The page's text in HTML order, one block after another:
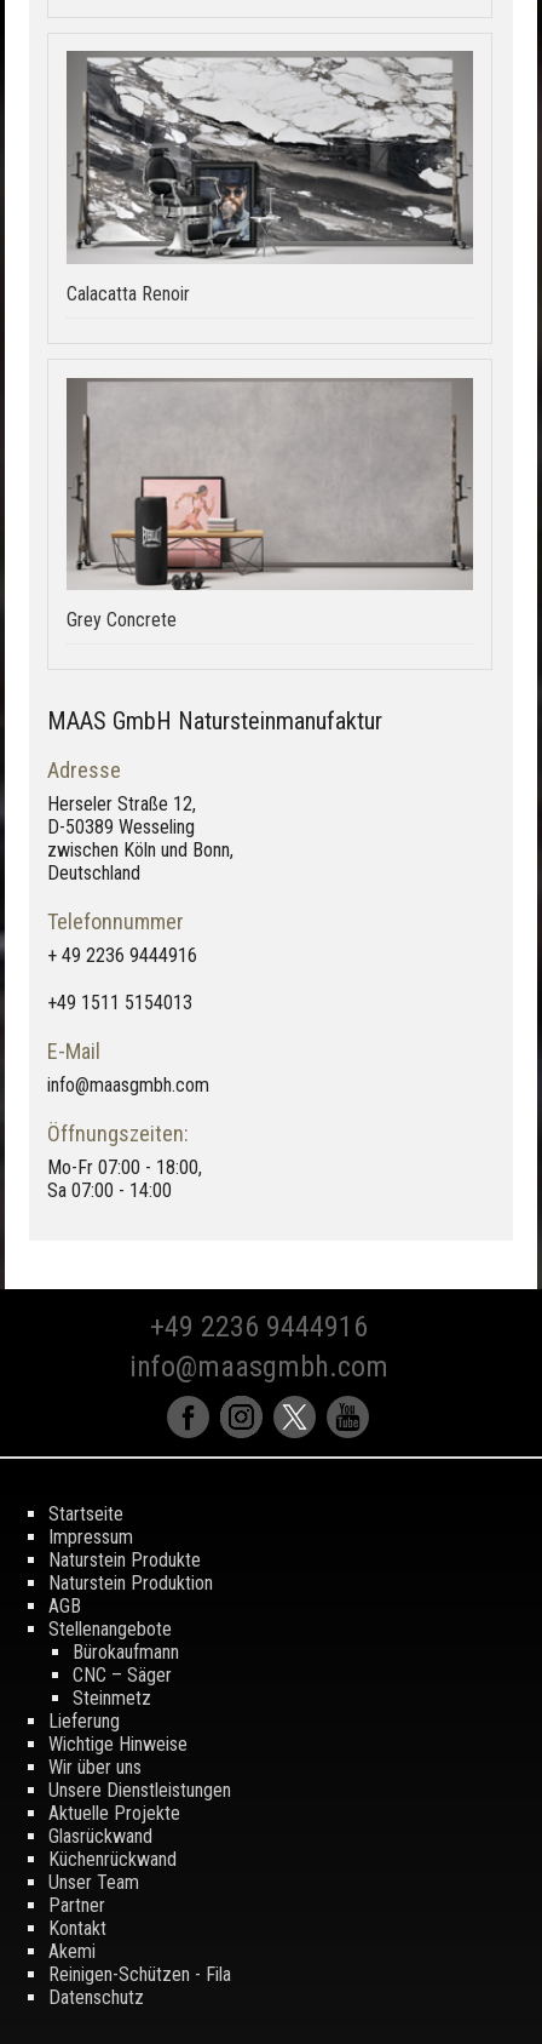
Calacatta Renoir
Grey Concrete
MAAS GmbH Natursteinmanufaktur
Adresse
Herseler Straße 12,
D-50389 Wesseling
zwischen Köln und Bonn,
Deutschland
Telefonnummer
+ 49 2236 9444916
+49 1511 5154013
E-Mail
info@maasgmbh.com
Öffnungszeiten:
Mo-Fr 07:00 - 18:00,
Sa 07:00 - 14:00
+49 2236 9444916
info@maasgmbh.com
Startseite
Impressum
Naturstein Produkte
Naturstein Produktion
AGB
Stellenangebote
Bürokaufmann
CNC – Säger
Steinmetz
Lieferung
Wichtige Hinweise
Wir über uns
Unsere Dienstleistungen
Aktuelle Projekte
Glasrückwand
Küchenrückwand
Unser Team
Partner
Kontakt
Akemi
Reinigen-Schützen - Fila
Datenschutz